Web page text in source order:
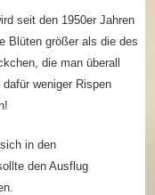
seit den 1950er Jahren
Blüten größer als die des
die man überall
weniger Rispen
in den
den Ausflug